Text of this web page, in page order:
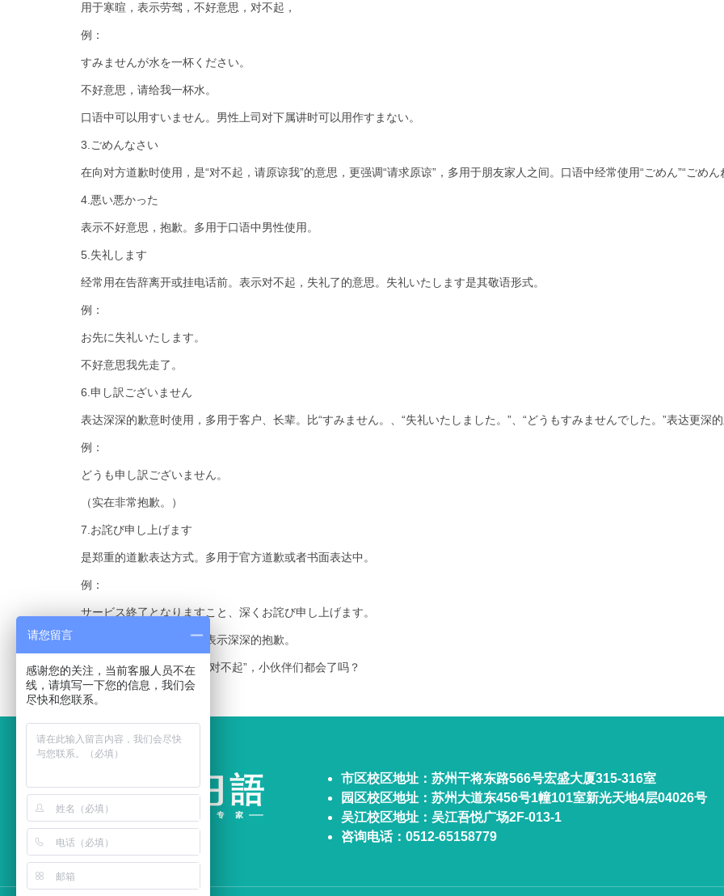
用于寒暄，表示劳驾，不好意思，对不起，
例：
すみませんが水を一杯ください。
不好意思，请给我一杯水。
口语中可以用すいません。男性上司对下属讲时可以用作すまない。
3.ごめんなさい
在向对方道歉时使用，是“对不起，请原谅我”的意思，更强调“请求原谅”，多用于朋友家人之间。口语中经常使用“ごめん”“ごめん
4.悪い悪かった
表示不好意思，抱歉。多用于口语中男性使用。
5.失礼します
经常用在告辞离开或挂电话前。表示对不起，失礼了的意思。失礼いたします是其敬语形式。
例：
お先に失礼いたします。
不好意思我先走了。
6.申し訳ございません
表达深深的歉意时使用，多用于客户、长辈。比“すみません。、“失礼いたしました。”、“どうもすみませんでした。”表达更深
例：
どうも申し訳ございません。
（实在非常抱歉。）
7.お詫び申し上げます
是郑重的道歉表达方式。多用于官方道歉或者书面表达中。
例：
サービス終了となりますこと、深くお詫び申し上げます。
关于服务停止一事，我们表示深深的抱歉。
以上内容为日语中的各种“对不起”，小伙伴们都会了吗？
市区校区地址：苏州干将东路566号宏盛大厦315-316室
园区校区地址：苏州大道东456号1幢101室新光天地4层04026号
吴江校区地址：吴江吾悦广场2F-013-1
咨询电话：0512-65158779
请您留言
感谢您的关注，当前客服人员不在
线，请填写一下您的信息，我们会
尽快和您联系。